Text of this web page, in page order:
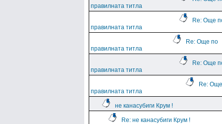
правилната титла
Re: Още
правилната титла
Re: Още по
правилната титла
Re: Още
правилната титла
Re:
правилната титла
не канасубиги Крум !
Re: не канасубиги Крум !